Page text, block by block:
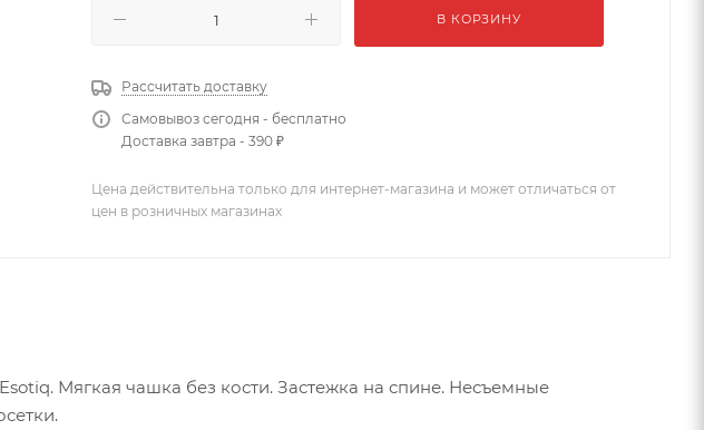
В КОРЗИНУ
Рассчитать доставку
Самовывоз сегодня - бесплатно
Доставка завтра - 390 ₽
Цена действительна только для интернет-магазина и может отличаться от
цен в розничных магазинах
Мягкая чашка без кости. Застежка на спине. Несъемные